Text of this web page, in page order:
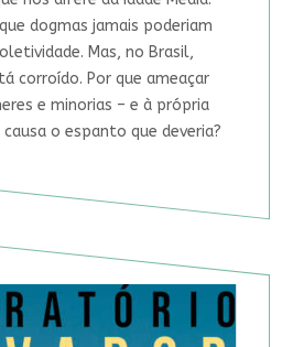
dogmas jamais poderiam
Mas, no Brasil,
corroído. Por que ameaçar
e minorias – e à própria
o espanto que deveria?